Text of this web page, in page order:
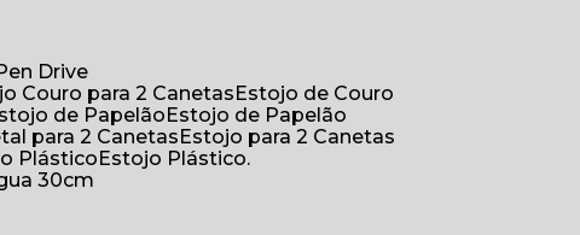
Drive
Couro para 2 Canetas
Estojo de Couro
Estojo de Papelão
Estojo de Papelão
para 2 Canetas
Estojo para 2 Canetas
Plástico
Estojo Plástico.
30cm